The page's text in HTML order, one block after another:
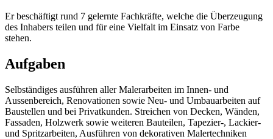
Er beschäftigt rund 7 gelernte Fachkräfte, welche die Überzeugung
des Inhabers teilen und für eine Vielfalt im Einsatz von Farbe
stehen.
Aufgaben
Selbständiges ausführen aller Malerarbeiten im Innen- und
Aussenbereich, Renovationen sowie Neu- und Umbauarbeiten auf
Baustellen und bei Privatkunden. Streichen von Decken, Wänden,
Fassaden, Holzwerk sowie weiteren Bauteilen, Tapezier-, Lackier-
und Spritzarbeiten, Ausführen von dekorativen Malertechniken